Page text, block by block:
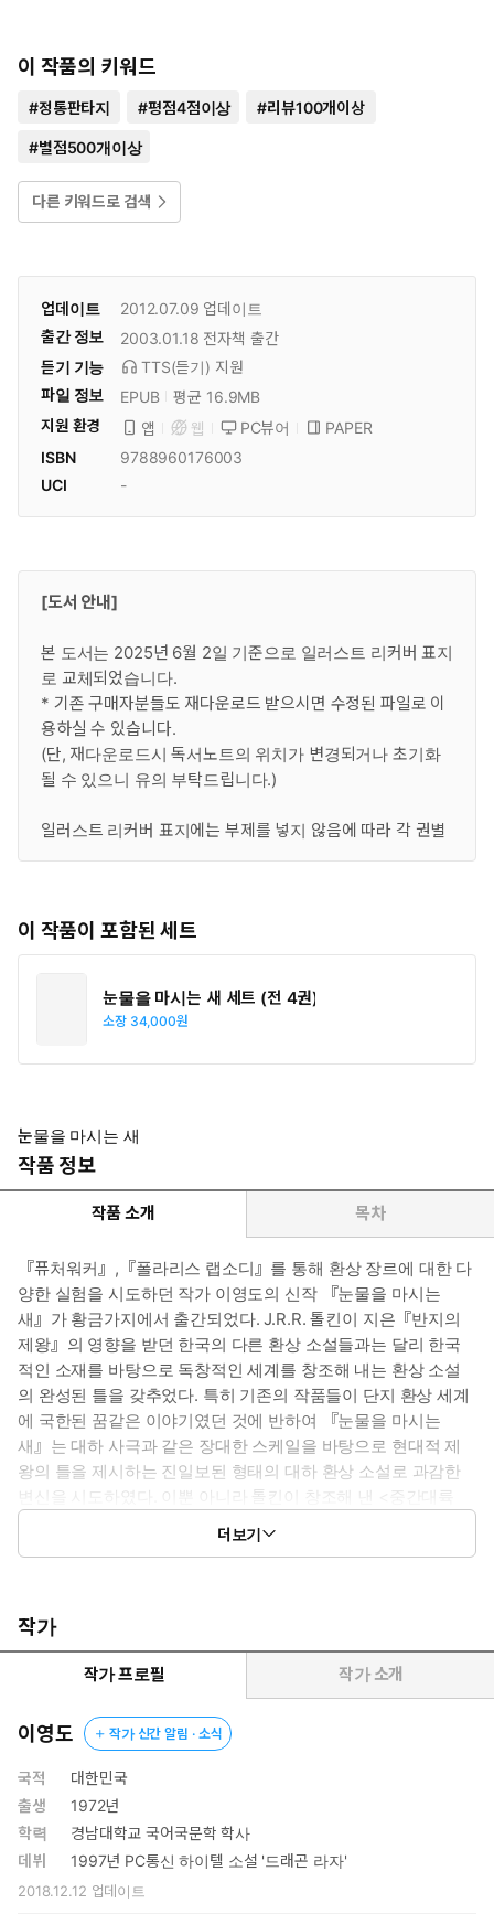
이 작품의 키워드
#정통판타지 #평점4점이상 #리뷰100개이상
#별점500개이상
다른 키워드로 검색
업데이트 2012.07.09 업데이트
출간 정보
2003.01.18 전자책 출간
듣기 기능
TTS(듣기) 지원
파일 정보
EPUB
평균 16.9MB
지원 환경
앱 웹 PC뷰어
PAPER
ISBN
9788960176003
UCI
-
[도서 안내]
본 도서는 2025년 6월 2일 기준으로 일러스트 리커버 표지
로 교체되었습니다.
* 기존 구매자분들도 재다운로드 받으시면 수정된 파일로 이
용하실 수 있습니다.
(단, 재다운로드시 독서노트의 위치가 변경되거나 초기화
될 수 있으니 유의 부탁드립니다.)
일러스트 리커버 표지에는 부제를 넣지 않음에 따라 각 권별
이 작품이 포함된 세트
눈물을 마시는 새 세트 (전 4권)
소장 34,000원
눈물을 마시는 새
작품 정보
작품 소개 목차
『퓨처워커』,『폴라리스 랩소디』를 통해 환상 장르에 대한 다
양한 실험을 시도하던 작가 이영도의 신작 『눈물을 마시는
새』가 황금가지에서 출간되었다. J.R.R. 톨킨이 지은『반지의
제왕』의 영향을 받던 한국의 다른 환상 소설들과는 달리 한국
적인 소재를 바탕으로 독창적인 세계를 창조해 내는 환상 소설
의 완성된 틀을 갖추었다. 특히 기존의 작품들이 단지 환상 세계
에 국한된 꿈같은 이야기였던 것에 반하여 『눈물을 마시는
새』는 대하 사극과 같은 장대한 스케일을 바탕으로 현대적 제
왕의 틀을 제시하는 진일보된 형태의 대하 환상 소설로 과감한
변신을 시도하였다. 이뿐 아니라 톨킨이 창조해 낸 <중간대륙
(MiddleEarth)>처럼 작품 속의 전체 세계의 구성, 즉 언어, 생활
방식과 각 종족 간의 특성까지 모두 작가 이영도가 순수 창조하였
상 소설에 새로운 방향을 제시하고 있다.
지배자에 대한 진지한 이해와 접근을 시도한 새로운 형태의 환상 소
2차 세계 대전 중에 절대 악과 그 악에 맞서서 권력을 좌지우지해
야 했던 권력자들의 갈등을 소설로 담아낸 J.R.R. 톨킨의 『반지의
제왕』이 반세기가 지나도록 많은 독자에게 읽혀진 이유는 권력
의 상징인 ‘왕’과 그 주변 권력의 내부를 샅샅이 파헤칠 수 있는
봉건 시대를 바탕으로 씌어진 소설이었기 때문이다. 그러나 판타
지 소설만이 가진 이 독특한 특성은 시대의 흐름에 따라 새로운
재편되고 있는 현실에서 이를 다룰 새로운 화두가 절실히 필요
더보기
작가
작가 프로필 작가 소개
이영도 작가 신간 알림 · 소식
국적
대한민국
출생
1972년
학력
경남대학교 국어국문학 학사
데뷔
1997년 PC통신 하이텔 소설 '드래곤 라자'
2018.12.12 업데이트